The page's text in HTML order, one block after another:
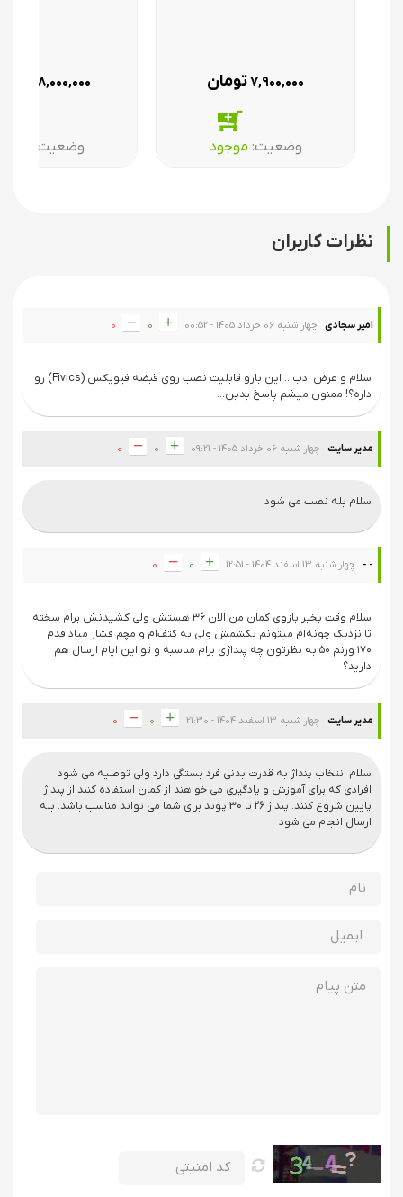
۷,۹۰۰,۰۰۰تومان
وضعیت:‌ موجود
۳۸,۰۰۰,۰۰۰
وضعیت:‌
نظرات کاربران
امیر سجادی چهار شنبه 06 خرداد 1405 - 00:52
سلام و عرض ادب... این بازو قابلیت نصب روی قبضه فیویکس (Fivics) رو
داره؟! ممنون میشم پاسخ بدین...
مدیر سایت چهار شنبه 06 خرداد 1405 - 09:21
سلام بله نصب می شود
- - چهار شنبه 13 اسفند 1404 - 12:51
سلام وقت بخیر بازوی کمان من الان ۳۶ هستش ولی کشیدنش برام سخته
تا نزدیک چونه‌ام میتونم بکشمش ولی به کتف‌ام و مچم فشار میاد قدم
۱۷۰ وزنم ۵۰ به نظرتون چه پنداژی برام مناسبه و تو این ایام ارسال هم
دارید؟
مدیر سایت چهار شنبه 13 اسفند 1404 - 21:30
سلام انتخاب پنداژ به قدرت بدنی فرد بستگی دارد ولی توصیه می شود
افرادی که برای آموزش و یادگیری می خواهند از کمان استفاده کنند از پنداژ
پایین شروع کنند. پنداژ 26 تا 30 پوند برای شما می تواند مناسب باشد. بله
ارسال انجام می شود